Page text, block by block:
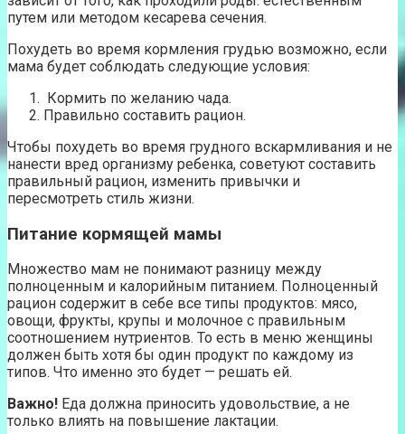
путем или методом кесарева сечения.
Похудеть во время кормления грудью возможно, если
мама будет соблюдать следующие условия:
Кормить по желанию чада.
Правильно составить рацион.
Чтобы похудеть во время грудного вскармливания и не
нанести вред организму ребенка, советуют составить
правильный рацион, изменить привычки и
пересмотреть стиль жизни.
Питание кормящей мамы
Множество мам не понимают разницу между
полноценным и калорийным питанием. Полноценный
рацион содержит в себе все типы продуктов: мясо,
овощи, фрукты, крупы и молочное с правильным
соотношением нутриентов. То есть в меню женщины
должен быть хотя бы один продукт по каждому из
типов. Что именно это будет — решать ей.
Важно! Еда должна приносить удовольствие, а не
только влиять на повышение лактации.